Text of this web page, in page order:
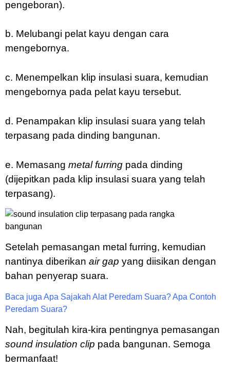
pengeboran).
b. Melubangi pelat kayu dengan cara
mengebornya.
c. Menempelkan klip insulasi suara, kemudian
mengebornya pada pelat kayu tersebut.
d. Penampakan klip insulasi suara yang telah
terpasang pada dinding bangunan.
e. Memasang metal furring pada dinding
(dijepitkan pada klip insulasi suara yang telah
terpasang).
Setelah pemasangan metal furring, kemudian
nantinya diberikan air gap yang diisikan dengan
bahan penyerap suara.
Baca juga Apa Sajakah Alat Peredam Suara? Apa Contoh
Peredam Suara?
Nah, begitulah kira-kira pentingnya pemasangan
sound insulation clip pada bangunan. Semoga
bermanfaat!